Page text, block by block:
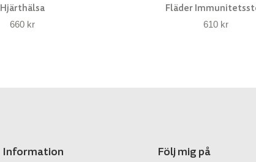
Hjärthälsa
660 kr
Fläder
610 kr
Information Följ mig på